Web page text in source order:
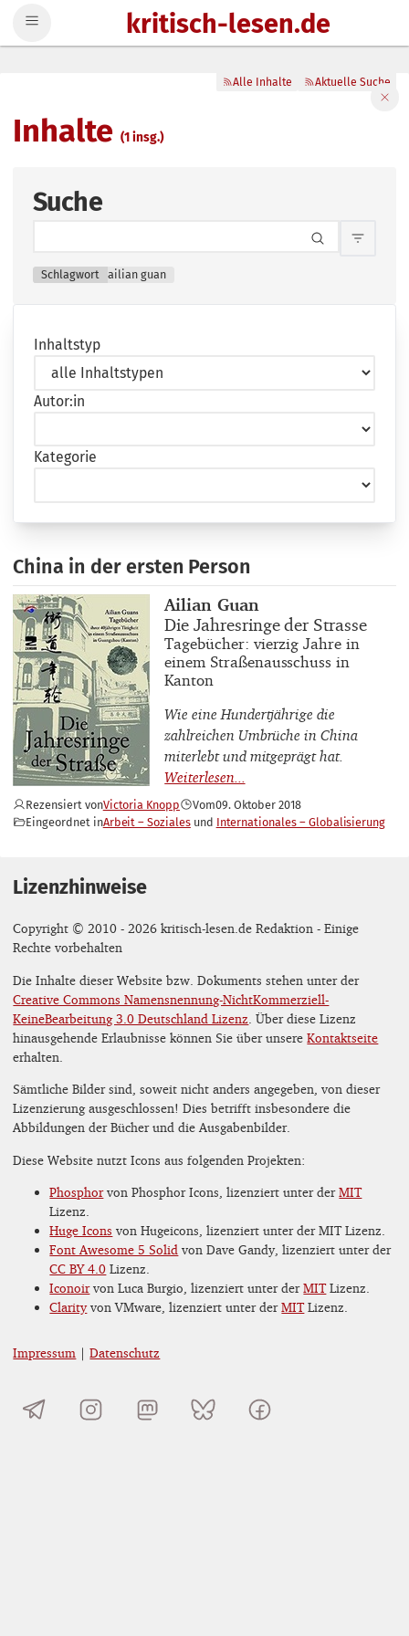
kritisch-lesen.de
Inhalte(1 insg.)
Alle Inhalte Aktuelle Suche
Suche
Schlagwort ailian guan
Inhaltstyp
Autor:in
Kategorie
China in der ersten Person
Buchautor_innen
Ailian Guan
Buchtitel
Die Jahresringe der Strasse
Buchuntertitel
Tagebücher: vierzig Jahre in
einem Straßenausschuss in
Kanton
Wie eine Hundertjährige die
zahlreichen Umbrüche in China
miterlebt und mitgeprägt hat.
Rezensiert vonVictoria Knopp Vom09. Oktober 2018
Eingeordnet inArbeit – Soziales Internationales – Globalisierung
Lizenzhinweise
Copyright © 2010 - 2026 kritisch-lesen.de Redaktion - Einige
Rechte vorbehalten
Die Inhalte dieser Website bzw. Dokuments stehen unter der
Creative Commons Namensnennung-NichtKommerziell-
KeineBearbeitung 3.0 Deutschland Lizenz . Über diese Lizenz
hinausgehende Erlaubnisse können Sie über unsereKontaktseite
erhalten.
Sämtliche Bilder sind, soweit nicht anders angegeben, von dieser
Lizenzierung ausgeschlossen! Dies betrifft insbesondere die
Abbildungen der Bücher und die Ausgabenbilder.
Diese Website nutzt Icons aus folgenden Projekten:
Phosphorvon Phosphor Icons, lizenziert unter derMIT
Lizenz.
Huge Icons von Hugeicons, lizenziert unter der MIT Lizenz.
Font Awesome 5 Solid von Dave Gandy, lizenziert unter der
CC BY 4.0 Lizenz.
Iconoirvon Luca Burgio, lizenziert unter derMITLizenz.
Clarityvon VMware, lizenziert unter derMITLizenz.
Impressum |Datenschutz